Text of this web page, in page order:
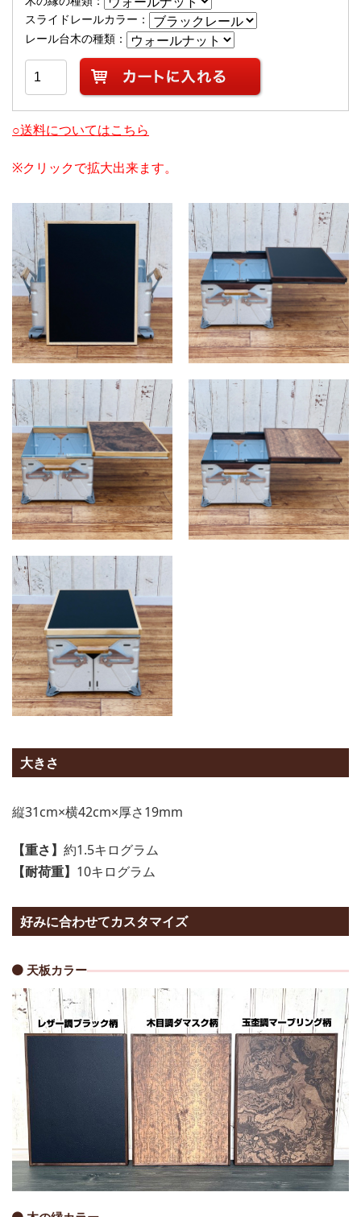
スライドレールカラー ：
レール台木の種類 ：
○送料についてはこちら
※クリックで拡大出来ます。
大きさ
縦31cm×横42cm×厚さ19mm
【重さ】 約1.5キログラム
【耐荷重】 10キログラム
好みに合わせてカスタマイズ
天板カラー